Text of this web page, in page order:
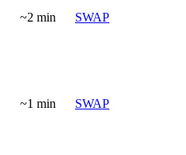
~2 min SWAP
~1 min SWAP